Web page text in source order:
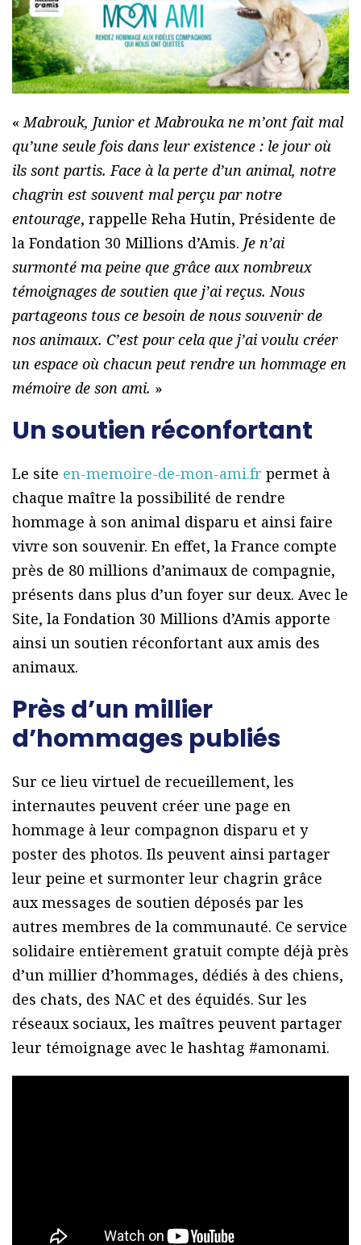
«Mabrouk, Junior et Mabrouka ne m’ont fait mal
qu’une seule fois dans leur existence : le jour où
ils sont partis. Face à la perte d’un animal, notre
chagrin est souvent mal perçu par notre
entourage, rappelle Reha Hutin, Présidente de
la Fondation 30 Millions d’Amis. Je n’ai
surmonté ma peine que grâce aux nombreux
témoignages de soutien que j’ai reçus. Nous
partageons tous ce besoin de nous souvenir de
nos animaux. C’est pour cela que j’ai voulu créer
un espace où chacun peut rendre un hommage en
mémoire de son ami. »
Un soutien réconfortant
Le site en-memoire-de-mon-ami.fr permet à
chaque maître la possibilité de rendre
hommage à son animal disparu et ainsi faire
vivre son souvenir. En effet, la France compte
près de 80 millions d’animaux de compagnie,
présents dans plus d’un foyer sur deux. Avec le
Site, la Fondation 30 Millions d’Amis apporte
ainsi un soutien réconfortant aux amis des
animaux.
Près d’un millier
d’hommages publiés
Sur ce lieu virtuel de recueillement, les
internautes peuvent créer une page en
hommage à leur compagnon disparu et y
poster des photos. Ils peuvent ainsi partager
leur peine et surmonter leur chagrin grâce
aux messages de soutien déposés par les
autres membres de la communauté. Ce service
solidaire entièrement gratuit compte déjà près
d’un millier d’hommages, dédiés à des chiens,
des chats, des NAC et des équidés. Sur les
réseaux sociaux, les maîtres peuvent partager
leur témoignage avec le hashtag #amonami.